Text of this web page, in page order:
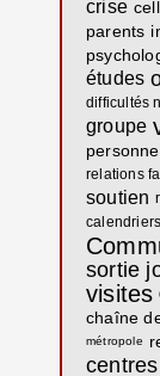
crise
parents
études
difficultés
groupe
relations
soutien
calendriers
sortie
visites
chaîne
métropole